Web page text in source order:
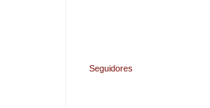
Seguidores